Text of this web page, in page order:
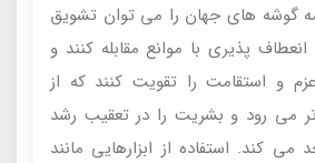
همه گوشه های جهان را می توان تشویق
پذیری با موانع مقابله کنند و
و استقامت را تقویت کنند که از
می رود و بشریت را در تعقیب رشد
کند. استفاده از ابزارهایی مانند